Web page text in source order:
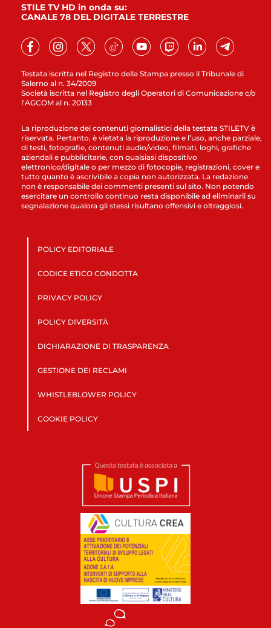
Testata iscritta nel Registro della Stampa presso il Tribunale di
Salerno al n. 34/2009
Società iscritta nel Registro degli Operatori di Comunicazione c/o
l’AGCOM al n. 20133
STILE TV HD in onda su:
CANALE 78 DEL DIGITALE TERRESTRE
La riproduzione dei contenuti giornalistici della testata STILETV è
riservata. Pertanto, è vietata la riproduzione e l’uso, anche parziale,
di testi, fotografie, contenuti audio/video, filmati, loghi, grafiche
aziendali e pubblicitarie, con qualsiasi dispositivo
elettronico/digitale o per mezzo di fotocopie, registrazioni, cover e
tutto quanto è ascrivibile a copia non autorizzata. La redazione
non è responsabile dei commenti presenti sul sito. Non potendo
esercitare un controllo continuo resta disponibile ad eliminarli su
segnalazione qualora gli stessi risultano offensivi e oltraggiosi.
POLICY EDITORIALE
CODICE ETICO CONDOTTA
PRIVACY POLICY
POLICY DIVERSITÀ
DICHIARAZIONE DI TRASPARENZA
GESTIONE DEI RECLAMI
WHISTLEBLOWER POLICY
COOKIE POLICY